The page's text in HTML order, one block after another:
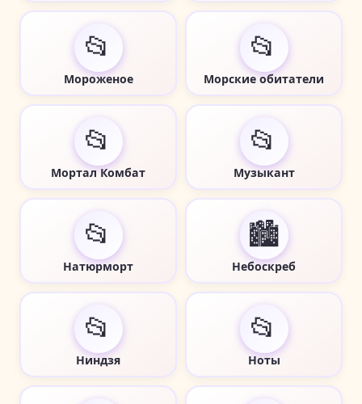
📂
Мороженое
📂
Морские обитатели
📂
Мортал Комбат
📂
Музыкант
📂
Натюрморт
🏙️
Небоскреб
📂
Ниндзя
📂
Ноты